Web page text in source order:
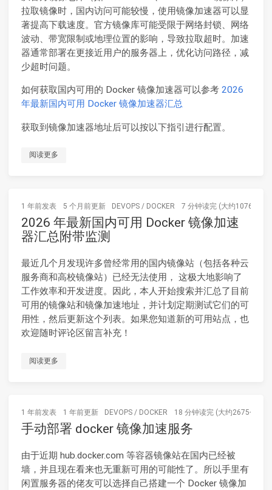
拉取镜像时，国内访问可能较慢，使用镜像加速器可以显
著提高下载速度。官方镜像库可能受限于网络封锁、网络
波动、带宽限制或地理位置的影响，导致拉取超时。加速
器通常部署在更接近用户的服务器上，优化访问路径，减
少超时问题。
如何获取国内可用的 Docker 镜像加速器可以参考 2026
年最新国内可用 Docker 镜像加速器汇总
获取到镜像加速器地址后可以按以下指引进行配置。
阅读更多
1 年前发表 5 个月前更新 DEVOPS / DOCKER 7 分钟读完 (大约1076个字)
2026 年最新国内可用 Docker 镜像加速
器汇总附带监测
最近几个月发现许多曾经常用的国内镜像站（包括各种云
服务商和高校镜像站）已经无法使用， 这极大地影响了
工作效率和开发进度。因此，本人开始搜索并汇总了目前
可用的镜像站和镜像加速地址，并计划定期测试它们的可
用性，然后更新这个列表。如果您知道新的可用站点，也
欢迎随时评论区留言补充！
阅读更多
1 年前发表 1 年前更新 DEVOPS / DOCKER 18 分钟读完 (大约2675个字)
手动部署 docker 镜像加速服务
由于近期 hub.docker.com 等容器镜像站在国内已经被
墙，并且现在看来也无重新可用的可能性了。所以手里有
闲置服务器的佬友可以选择自己搭建一个 Docker 镜像加